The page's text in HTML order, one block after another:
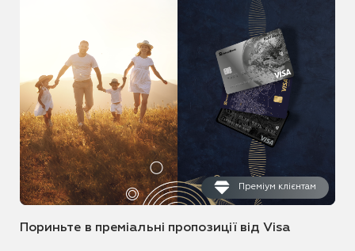
Преміум клієнтам
Пориньте в преміальні пропозиції від Visa